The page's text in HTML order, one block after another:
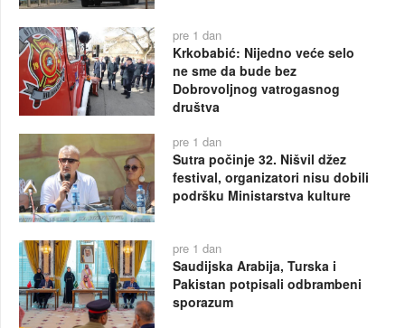
pre 1 dan
Krkobabić: Nijedno veće selo
ne sme da bude bez
Dobrovoljnog vatrogasnog
društva
pre 1 dan
Sutra počinje 32. Nišvil džez
festival, organizatori nisu dobili
podršku Ministarstva kulture
pre 1 dan
Saudijska Arabija, Turska i
Pakistan potpisali odbrambeni
sporazum